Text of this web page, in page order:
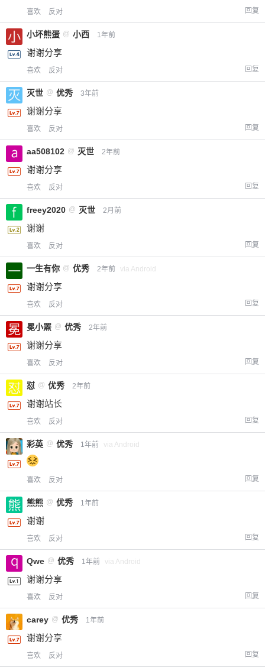
2 元 5 元 10 元
付费内容
喜欢 反对 回复
小坏熊蛋 @ 小西 1年前
谢谢分享
喜欢 反对 回复
灭世 @ 优秀 3年前
谢谢分享
喜欢 反对 回复
aa508102 @ 灭世 2年前
谢谢分享
喜欢 反对 回复
freey2020 @ 灭世 2月前
谢谢
喜欢 反对 回复
一生有你 @ 优秀 2年前 via Android
谢谢分享
喜欢 反对 回复
冕小罴 @ 优秀 2年前
谢谢分享
喜欢 反对 回复
怼 @ 优秀 2年前
谢谢站长
喜欢 反对 回复
彩英 @ 优秀 1年前 via Android
喜欢 反对 回复
熊熊 @ 优秀 1年前
谢谢
喜欢 反对 回复
Qwe @ 优秀 1年前 via Android
谢谢分享
喜欢 反对 回复
carey @ 优秀 1年前
谢谢分享
喜欢 反对 回复
您没有权限发布内容，请购买会员或者提升权
忘记密码？